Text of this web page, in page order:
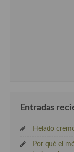
Entradas
Helado
Por qué el